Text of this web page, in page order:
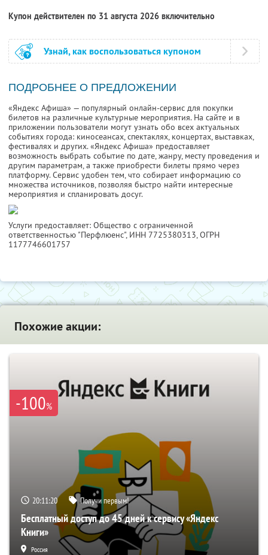
Купон действителен по 31 августа 2026 включительно
Узнай, как воспользоваться купоном
ПОДРОБНЕЕ О ПРЕДЛОЖЕНИИ
«Яндекс Афиша» — популярный онлайн-сервис для покупки
билетов на различные культурные мероприятия. На сайте и в
приложении пользователи могут узнать обо всех актуальных
событиях города: киносеансах, спектаклях, концертах, выставках,
фестивалях и других. «Яндекс Афиша» предоставляет
возможность выбрать событие по дате, жанру, месту проведения и
другим параметрам, а также приобрести билеты прямо через
платформу. Сервис удобен тем, что собирает информацию со
множества источников, позволяя быстро найти интересные
мероприятия и спланировать досуг.
Услуги предоставляет: Общество с ограниченной
ответственностью "Перфлюенс", ИНН 7725380313, ОГРН
1177746601757
Похожие акции:
-100%
20:11:19 Получи первым!
Бесплатный доступ до 45 дней к сервису «Яндекс
Книги»
Россия